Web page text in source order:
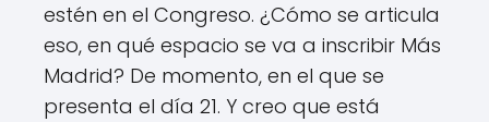
estén en el Congreso. ¿Cómo se articula
eso, en qué espacio se va a inscribir Más
Madrid? De momento, en el que se
presenta el día 21. Y creo que está